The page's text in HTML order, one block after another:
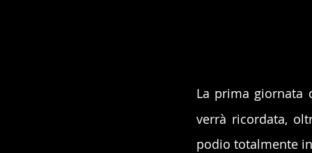
La prima giornata
verrà ricordata,
podio totalmente